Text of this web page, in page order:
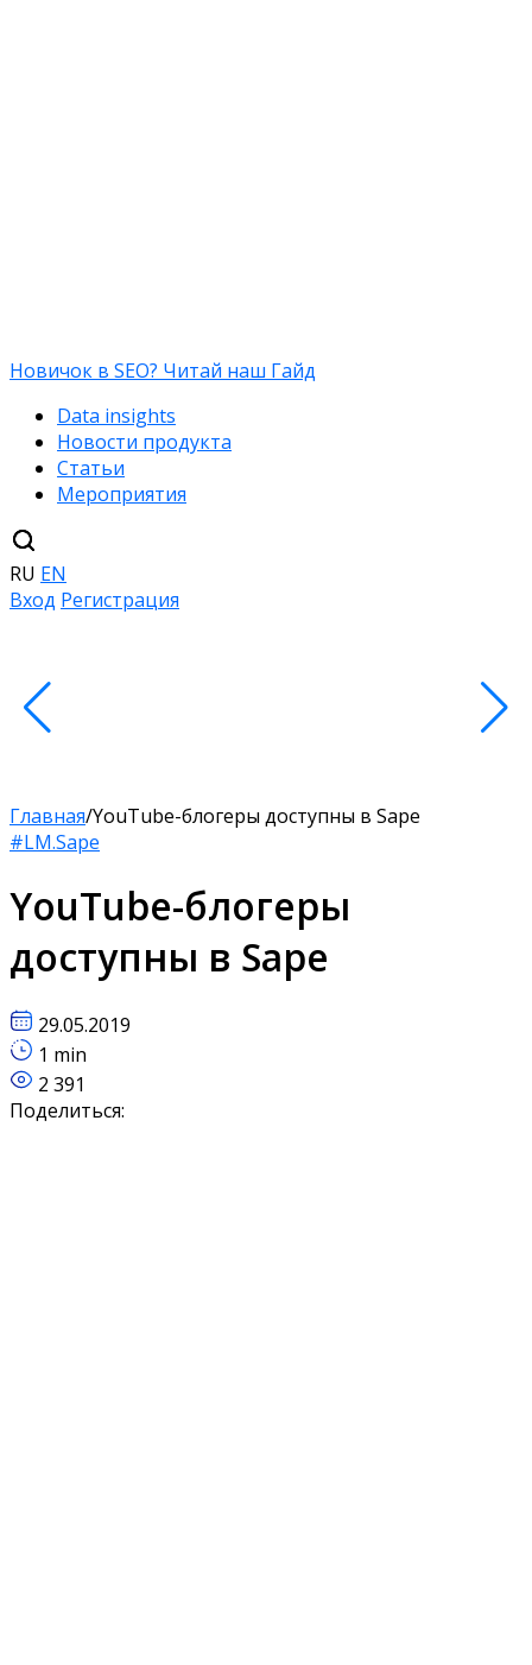
Новичок в SEO? Читай наш Гайд
Data insights
Новости продукта
Статьи
Мероприятия
RU EN
Вход Регистрация
Главная/YouTube-блогеры доступны в Sape
#LM.Sape
YouTube-блогеры
доступны в Sape
29.05.2019
1 min
2 391
Поделиться: